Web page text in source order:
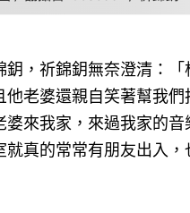
，祈錦鈅無奈澄清：
老婆還親自笑著幫我
來我家，來過我家的
真的常常有朋友出入